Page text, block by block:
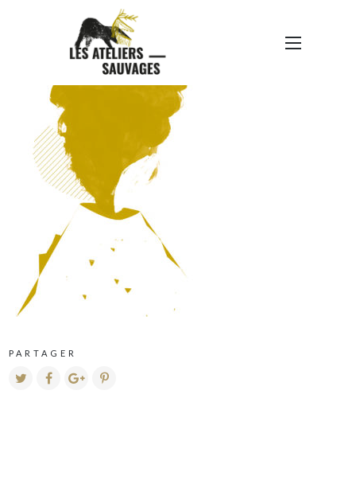
VOLCAN NEXUS
PARTAGER